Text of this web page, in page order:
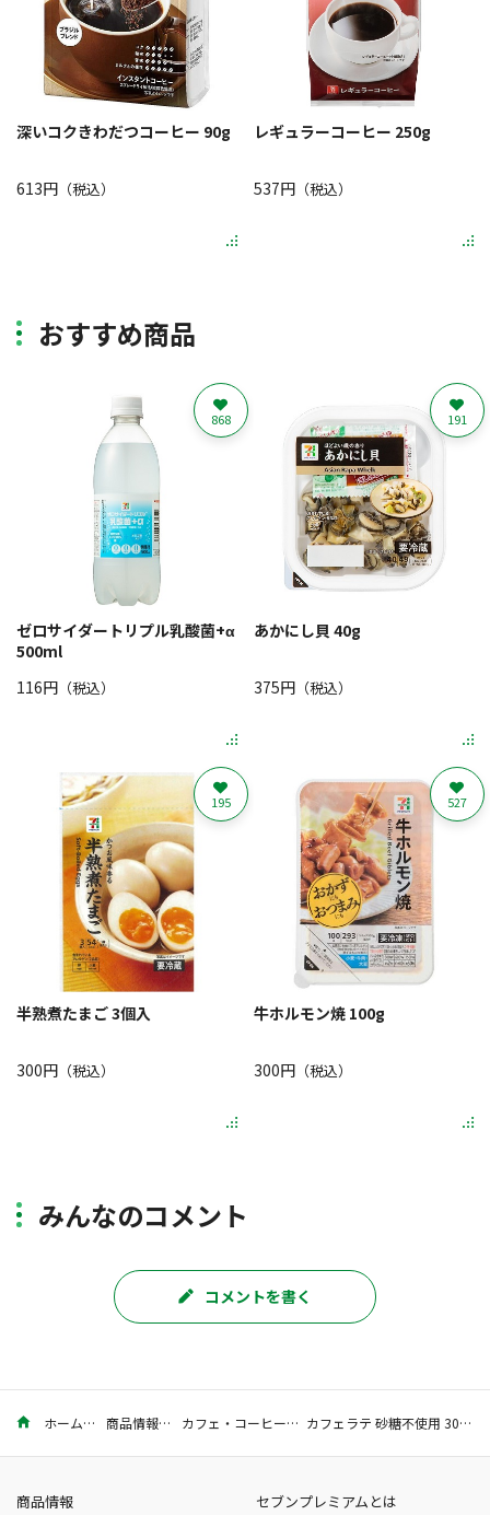
深いコクきわだつコーヒー 90g
613円 （税込）
レギュラーコーヒー 250g
537円（税込）
おすすめ商品
ゼロサイダートリプル乳酸菌+α
500ml
116円 （税込）
868
あかにし貝 40g
375円（税込）
191
半熟煮たまご 3個入
300円 （税込）
195
牛ホルモン焼 100g
300円（税込）
527
みんなのコメント
コメントを書く
ホーム 商品情報 カフェ・コーヒー カフェラテ 砂糖不使用 300ml
商品情報 セブンプレミアムとは